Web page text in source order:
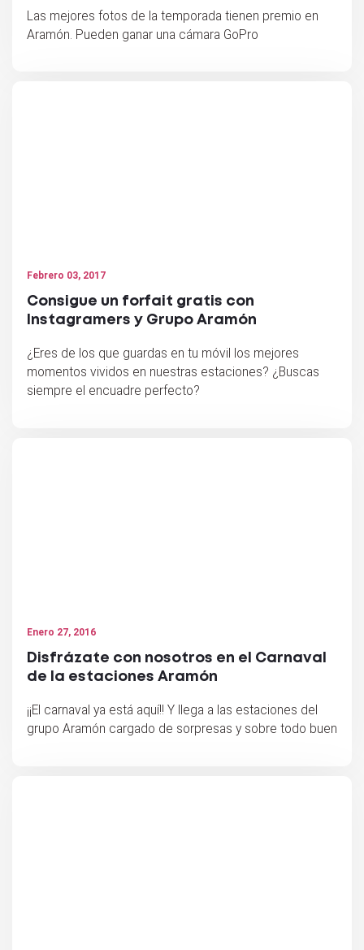
Las mejores fotos de la temporada tienen premio en
Aramón. Pueden ganar una cámara GoPro
Febrero 03, 2017
Consigue un forfait gratis con
Instagramers y Grupo Aramón
¿Eres de los que guardas en tu móvil los mejores
momentos vividos en nuestras estaciones? ¿Buscas
siempre el encuadre perfecto?
Enero 27, 2016
Disfrázate con nosotros en el Carnaval
de la estaciones Aramón
¡¡El carnaval ya está aquí!! Y llega a las estaciones del
grupo Aramón cargado de sorpresas y sobre todo buen